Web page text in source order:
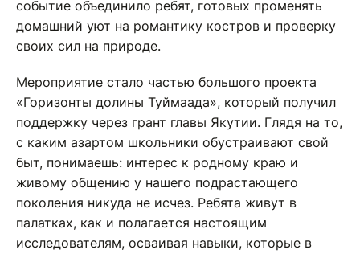
событие объединило ребят, готовых променять
домашний уют на романтику костров и проверку
своих сил на природе.
Мероприятие стало частью большого проекта
«Горизонты долины Туймаада», который получил
поддержку через грант главы Якутии. Глядя на то,
с каким азартом школьники обустраивают свой
быт, понимаешь: интерес к родному краю и
живому общению у нашего подрастающего
поколения никуда не исчез. Ребята живут в
палатках, как и полагается настоящим
исследователям, осваивая навыки, которые в